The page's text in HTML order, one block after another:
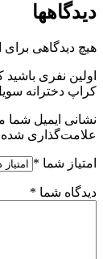
دیدگاهها
هیچ دیدگاهی
اولین نفری
کراپ دخترانه
نشانی ایمیل شما
علامت‌گذاری
امتیاز شما *
دیدگاه شما *